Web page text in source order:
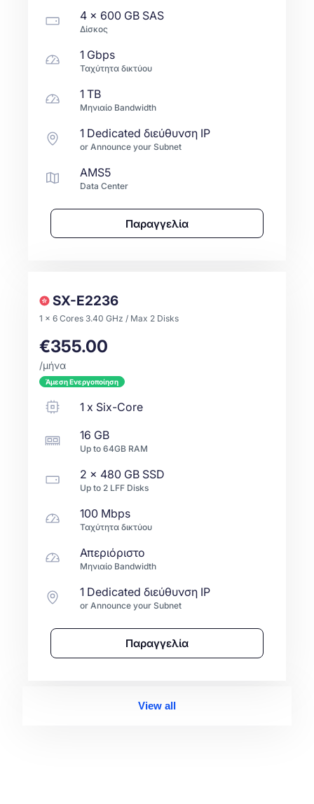
4 x 600 GB SAS
Δίσκος
1 Gbps
Ταχύτητα δικτύου
1 TB
Μηνιαίο Bandwidth
1 Dedicated διεύθυνση IP
or Announce your Subnet
AMS5
Data Center
Παραγγελία
SX-E2236
1 x 6 Cores 3.40 GHz / Max 2 Disks
€355.00
/μήνα
Άμεση Ενεργοποίηση
1 x Six-Core
16 GB
Up to 64GB RAM
2 x 480 GB SSD
Up to2 LFF Disks
100 Mbps
Ταχύτητα δικτύου
Απεριόριστο
Μηνιαίο Bandwidth
1 Dedicated διεύθυνση IP
or Announce your Subnet
Παραγγελία
View all